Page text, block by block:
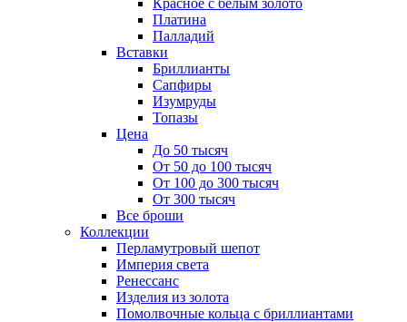
Красное с белым золото
Платина
Палладий
Вставки
Бриллианты
Сапфиры
Изумруды
Топазы
Цена
До 50 тысяч
От 50 до 100 тысяч
От 100 до 300 тысяч
От 300 тысяч
Все броши
Коллекции
Перламутровый шепот
Империя света
Ренессанс
Изделия из золота
Помолвочные кольца с бриллиантами